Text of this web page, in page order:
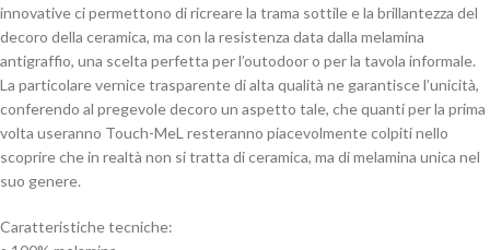
innovative ci permettono di ricreare la trama sottile e la brillantezza del
decoro della ceramica, ma con la resistenza data dalla melamina
antigraffio, una scelta perfetta per l’outodoor o per la tavola informale.
La particolare vernice trasparente di alta qualità ne garantisce l’unicità,
conferendo al pregevole decoro un aspetto tale, che quanti per la prima
volta useranno Touch-MeL resteranno piacevolmente colpiti nello
scoprire che in realtà non si tratta di ceramica, ma di melamina unica nel
suo genere.
Caratteristiche tecniche: